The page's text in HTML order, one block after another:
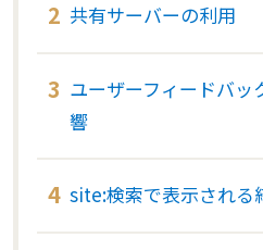
共有サーバーの利用
ユーザーフィードバッ
響
site:検索で表示される